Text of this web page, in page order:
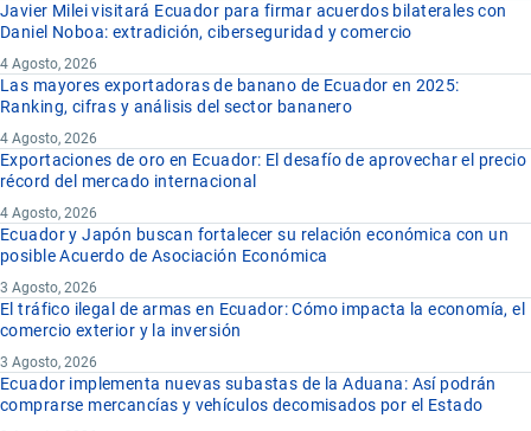
Javier Milei visitará Ecuador para firmar acuerdos bilaterales con
Daniel Noboa: extradición, ciberseguridad y comercio
4 Agosto, 2026
Las mayores exportadoras de banano de Ecuador en 2025:
Ranking, cifras y análisis del sector bananero
4 Agosto, 2026
Exportaciones de oro en Ecuador: El desafío de aprovechar el precio
récord del mercado internacional
4 Agosto, 2026
Ecuador y Japón buscan fortalecer su relación económica con un
posible Acuerdo de Asociación Económica
3 Agosto, 2026
El tráfico ilegal de armas en Ecuador: Cómo impacta la economía, el
comercio exterior y la inversión
3 Agosto, 2026
Ecuador implementa nuevas subastas de la Aduana: Así podrán
comprarse mercancías y vehículos decomisados por el Estado